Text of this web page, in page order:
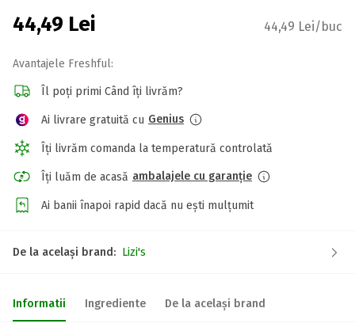
44,49 Lei 44,49 Lei/buc
Avantajele Freshful:
Îl poți primi Când îți livrăm?
Ai livrare gratuită cu Genius
Îți livrăm comanda la temperatură controlată
Îți luăm de acasă ambalajele cu garanție
Ai banii înapoi rapid dacă nu ești mulțumit
De la același brand: Lizi's
Informatii Ingrediente De la același brand